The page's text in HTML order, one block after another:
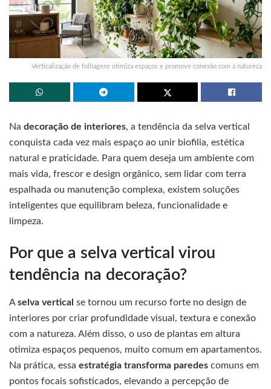
Verticalização de folhagens otimiza espaços e promove conexão com a natureza
Na decoração de interiores, a tendência da selva vertical
conquista cada vez mais espaço ao unir biofilia, estética
natural e praticidade. Para quem deseja um ambiente com
mais vida, frescor e design orgânico, sem lidar com terra
espalhada ou manutenção complexa, existem soluções
inteligentes que equilibram beleza, funcionalidade e
limpeza.
Por que a selva vertical virou
tendência na decoração?
Aselva vertical se tornou um recurso forte no design de
interiores por criar profundidade visual, textura e conexão
com a natureza. Além disso, o uso de plantas em altura
otimiza espaços pequenos, muito comum em apartamentos.
Na prática, essa estratégia transforma paredes comuns em
pontos focais sofisticados, elevando a percepção de